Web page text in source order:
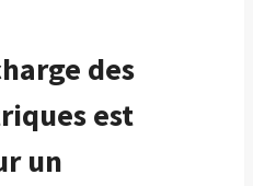
des
est
un